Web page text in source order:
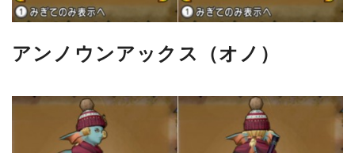
アンノウンアックス（オノ）